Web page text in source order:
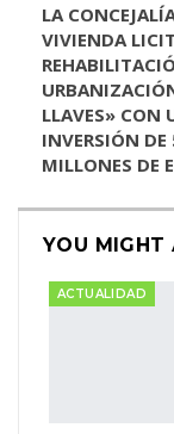
LA
VIVIENDA
LLAVES» CON
INVERSIÓN DE
MILLONES DE
YOU MIGHT
ACTUALIDAD